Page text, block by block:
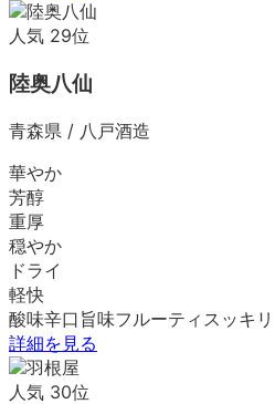
人気 29位
陸奥八仙
青森県 / 八戸酒造
華やか
芳醇
重厚
穏やか
ドライ
軽快
酸味辛口 旨味フルーティ スッキリ
詳細を見る
人気 30位